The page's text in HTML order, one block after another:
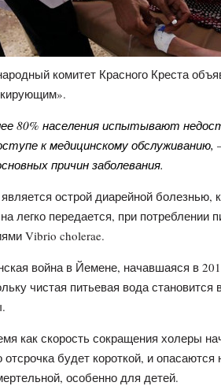
комитет Красного Креста
80% населения испытывают
к медицинскому обслуживанию,
причин заболевания.
острой диарейной болезнью,
легко передается, при
Vibrio cholerae.
война в Йемене, начавшаяся в
чистая питьевая вода
как скорость сокращения холеры
отсрочка будет короткой, и
особенно для детей.